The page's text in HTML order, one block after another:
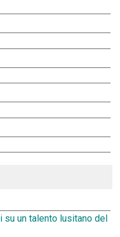
un talento lusitano del